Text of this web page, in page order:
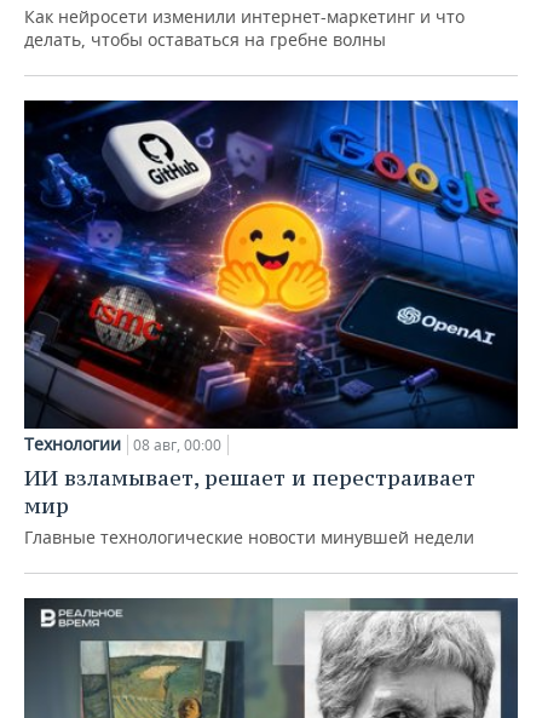
Как нейросети изменили интернет-маркетинг и что
делать, чтобы оставаться на гребне волны
Технологии 08 авг, 00:00
ИИ взламывает, решает и перестраивает
мир
Главные технологические новости минувшей недели